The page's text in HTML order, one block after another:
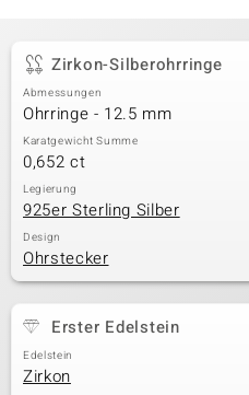
Classics
Zirkon-Silberohrringe
Abmessungen
Ohrringe - 12.5 mm
Karatgewicht Summe
0,652 ct
Legierung
925er Sterling Silber
Design
Ohrstecker
Erster Edelstein
Edelstein
Zirkon